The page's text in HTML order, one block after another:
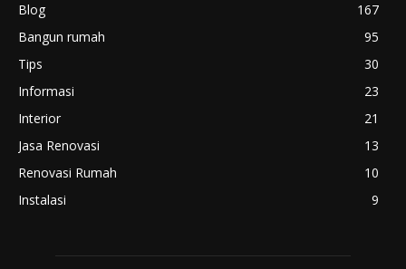
Blog
167
Bangun rumah
95
Tips
30
Informasi
23
Interior
21
Jasa Renovasi
13
Renovasi Rumah
10
Instalasi
9